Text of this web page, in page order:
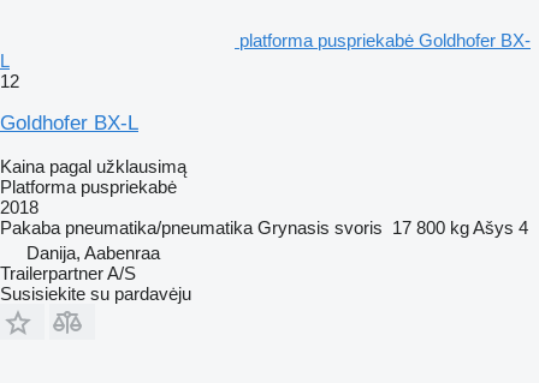
platforma puspriekabė Goldhofer BX-
L
12
Goldhofer BX-L
Kaina pagal užklausimą
Platforma puspriekabė
2018
Pakaba pneumatika/pneumatika Grynasis svoris 17 800 kgAšys 4
Danija, Aabenraa
Trailerpartner A/S
Susisiekite su pardavėju